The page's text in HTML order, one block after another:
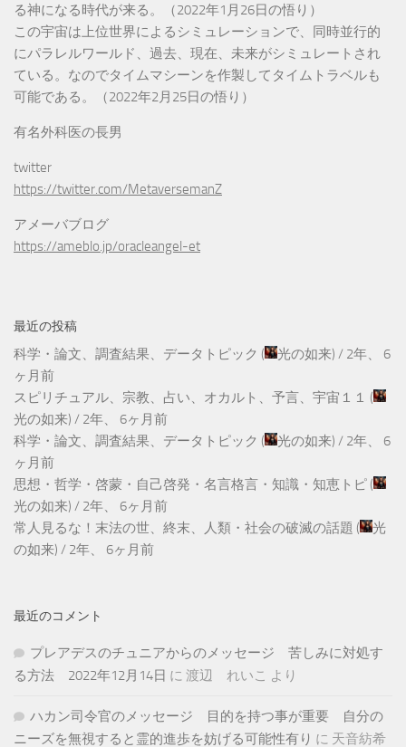
る神になる時代が来る。（2022年1月26日の悟り）
この宇宙は上位世界によるシミュレーションで、同時並行的
にパラレルワールド、過去、現在、未来がシミュレートされ
ている。なのでタイムマシーンを作製してタイムトラベルも
可能である。（2022年2月25日の悟り）
有名外科医の長男
twitter
https://twitter.com/MetaversemanZ
アメーバブログ
https://ameblo.jp/oracleangel-et
最近の投稿
科学・論文、調査結果、データトピック ( 光の如来) / 2年、 6
ヶ月前
スピリチュアル、宗教、占い、オカルト、予言、宇宙１１ (
光の如来) / 2年、 6ヶ月前
科学・論文、調査結果、データトピック ( 光の如来) / 2年、 6
ヶ月前
思想・哲学・啓蒙・自己啓発・名言格言・知識・知恵トピ (
光の如来) / 2年、 6ヶ月前
常人見るな！末法の世、終末、人類・社会の破滅の話題 (
光
の如来) / 2年、 6ヶ月前
最近のコメント
プレアデスのチュニアからのメッセージ 苦しみに対処す
る方法 2022年12月14日 に 渡辺 れいこ より
ハカン司令官のメッセージ 目的を持つ事が重要 自分の
ニーズを無視すると霊的進歩を妨げる可能性有り に 天音紡希